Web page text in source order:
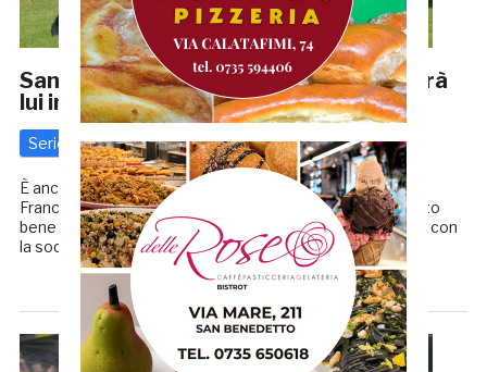
Samb-Stanco: futuro incerto, ma ci sarà
lui in attacco contro la Sanremese
Serie C 27 Luglio 2018 diRedazione GRB
È ancora da definire, in casa Samb, la vicenda relativa a
Francesco Stanco. L’attaccante ex Cremonese, che tanto
bene sta facendo nel ritiro di Roccaporena, sta trattando con
la società il rinnovo del contratto: lui […]